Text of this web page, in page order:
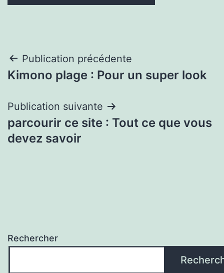
Navigation
de
l’article
Publication précédente
Kimono plage : Pour un super look
Publication suivante
parcourir ce site : Tout ce que vous
devez savoir
Rechercher